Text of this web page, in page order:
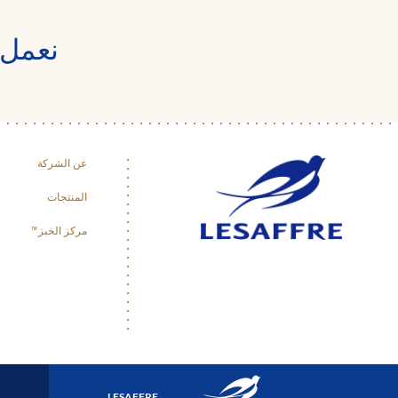
عن الشركة
المنتجات
مركز الخبز™